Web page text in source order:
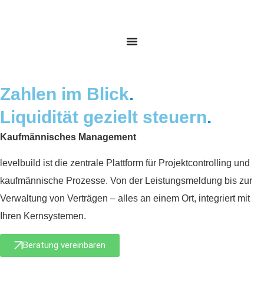
Zahlen im Blick.
Liquidität gezielt steuern.
Kaufmännisches Management
levelbuild ist die zentrale Plattform für Projektcontrolling und
kaufmännische Prozesse. Von der Leistungsmeldung bis zur
Verwaltung von Verträgen – alles an einem Ort, integriert mit
Ihren Kernsystemen.
Beratung vereinbaren